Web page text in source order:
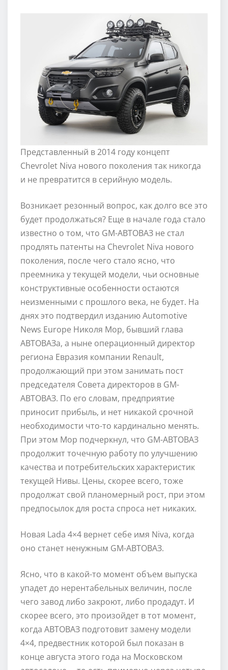
Представленный в 2014 году концепт
Chevrolet Niva нового поколения так никогда
и не превратится в серийную модель.
Возникает резонный вопрос, как долго все это
будет продолжаться? Еще в начале года стало
известно о том, что GM-АВТОВАЗ не стал
продлять патенты на Chevrolet Niva нового
поколения, после чего стало ясно, что
преемника у текущей модели, чьи основные
конструктивные особенности остаются
неизменными с прошлого века, не будет. На
днях это подтвердил изданию Automotive
News Europe Николя Мор, бывший глава
АВТОВАЗа, а ныне операционный директор
региона Евразия компании Renault,
продолжающий при этом занимать пост
председателя Совета директоров в GM-
АВТОВАЗ. По его словам, предприятие
приносит прибыль, и нет никакой срочной
необходимости что-то кардинально менять.
При этом Мор подчеркнул, что GM-АВТОВАЗ
продолжит точечную работу по улучшению
качества и потребительских характеристик
текущей Нивы. Цены, скорее всего, тоже
продолжат свой планомерный рост, при этом
предпосылок для роста спроса нет никаких.
Новая Lada 4×4 вернет себе имя Niva, когда
оно станет ненужным GM-АВТОВАЗ.
Ясно, что в какой-то момент объем выпуска
упадет до нерентабельных величин, после
чего завод либо закроют, либо продадут. И
скорее всего, это произойдет в тот момент,
когда АВТОВАЗ подготовит замену модели
4×4, предвестник которой был показан в
конце августа этого года на Московском